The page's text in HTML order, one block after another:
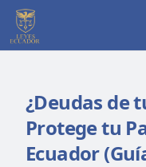
¿Deudas de
Protege tu
Ecuador